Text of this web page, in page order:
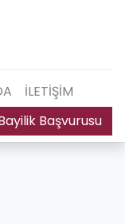
Başvurusu
İLETİŞİM